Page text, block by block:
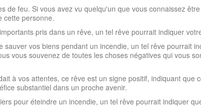
de feu. Si vous avez vu quelqu'un que vous connaissez
cette personne.
pris dans un rêve, un tel rêve pourrait indiquer
sauver vos biens pendant un incendie, un tel rêve pourrait
vous souvenez de toutes les choses négatives qui vous
à vos attentes, ce rêve est un signe positif, indiquant que
substantiel dans un proche avenir.
pour éteindre un incendie, un tel rêve pourrait indiquer